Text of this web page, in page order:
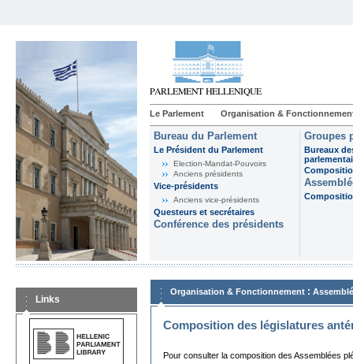
Le Parlement Organisation &
Bureau du Parlement
Le Président du Parlement
Election-Mandat-Pouvoirs
Anciens présidents
Vice-présidents
Anciens vice-présidents
Questeurs et secrétaires
Conférence des présidents
Groupes
Bureaux
Links
Organisation & Fonctionnement :
Composition des législatures
Pour consulter la composition des Assemblées